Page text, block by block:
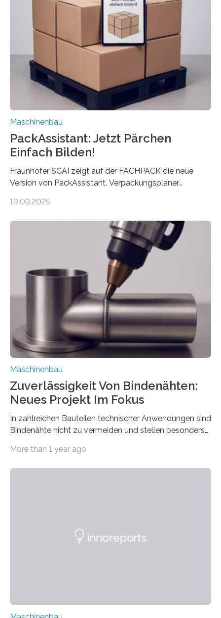
umzurüsten ist ein Job für echte Profis. Eine solche
Maschine faltet in Druckereien Broschüren, Prospekte,
Landkarten und vieles mehr – mehrere Zehntausend
Exemplare pro Stunde. Je nach Maschinentyp und
Auftrag kann das Umrüsten…
Maschinenbau
PackAssistant: Jetzt Pärchen
Einfach Bilden!
Fraunhofer SCAI zeigt auf der FACHPACK die neue
Version von PackAssistant. Verpackungsplaner
Automobil, Maschinenbau und in der Zulieferindustrie.
Teile als eine Einheit verpacken. Die Anordnung kann
der Benutzer vorgeben und erhält so mehr Kontrolle
über die Positionierung der Bauteile. Die ebenfalls neue
Automatisierungsschnittstelle dient dazu, die Software
besser in spezifische Unternehmensprozesse
einzubinden. Sankt Augustin – Zur Messe FACHPACK
vom 23. bis 25. September in Nürnberg…
19.09.2025
Maschinenbau
Zuverlässigkeit Von Bindenähten:
Neues Projekt Im Fokus
In zahlreichen Bauteilen technischer Anwendungen sind
Bindenähte nicht zu vermeiden und stellen besonders
Matrixmaterials eine große Herausforderung dar.
Durch den verstärkten Einsatz von Rezyklaten
More than 1 year ago